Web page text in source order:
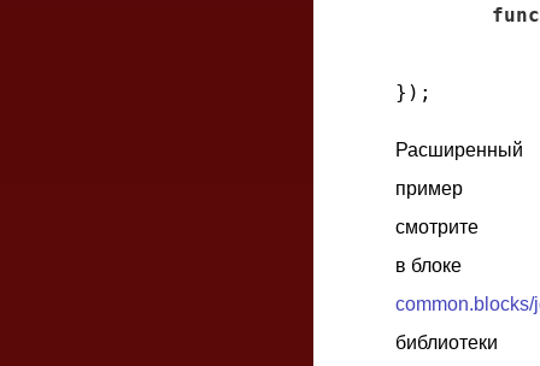
Расширенный
пример
смотрите
в блоке
common.blocks/
библиотеки